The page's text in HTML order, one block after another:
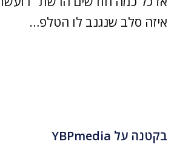
איזה סלב שנגנב לו הטלפ…
בקטנה על YBPmedia